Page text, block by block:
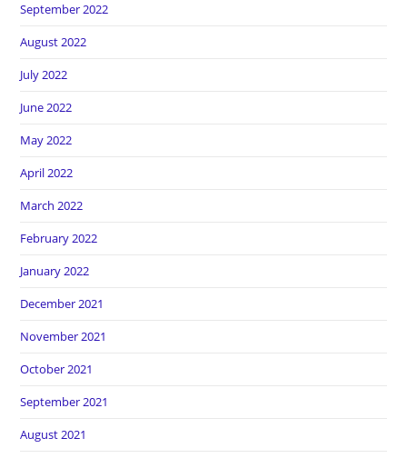
September 2022
August 2022
July 2022
June 2022
May 2022
April 2022
March 2022
February 2022
January 2022
December 2021
November 2021
October 2021
September 2021
August 2021